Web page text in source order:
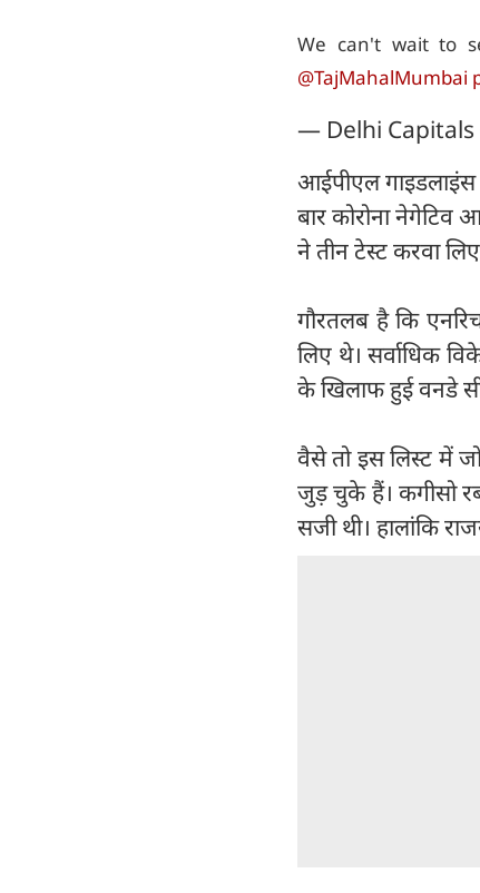
We can't wait to
@TajMahalMumbai
— Delhi Capitals
आईपीएल गाइडलाइंस
बार कोरोना नेगेटिव
ने तीन टेस्ट करवा
गौरतलब है कि
लिए थे। सर्वाधिक
के खिलाफ हुई वनडे
वैसे तो इस लिस्ट में
जुड़ चुके हैं। कगीसो
सजी थी। हालांकि